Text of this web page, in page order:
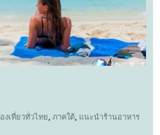
งเที่ยวทั่วไทย, ภาคใต้, แนะนำร้านอาหาร